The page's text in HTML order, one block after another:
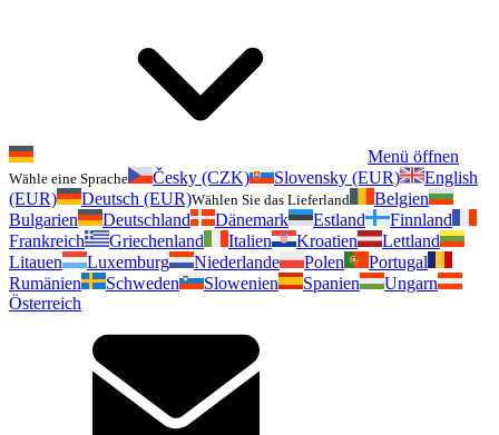
Menü öffnen
Wähle eine Sprache Česky (CZK) Slovensky (EUR)
English
(EUR)
Deutsch (EUR)Wählen Sie das Lieferland
Belgien
Bulgarien
Deutschland Dänemark Estland
Finnland
Frankreich
Griechenland Italien Kroatien
Lettland
Litauen
Luxemburg Niederlande Polen
Portugal
Rumänien
Schweden Slowenien Spanien
Ungarn
Österreich